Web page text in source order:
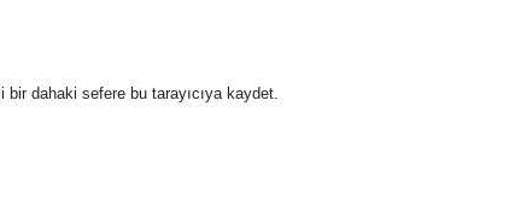
bir dahaki sefere bu tarayıcıya kaydet.